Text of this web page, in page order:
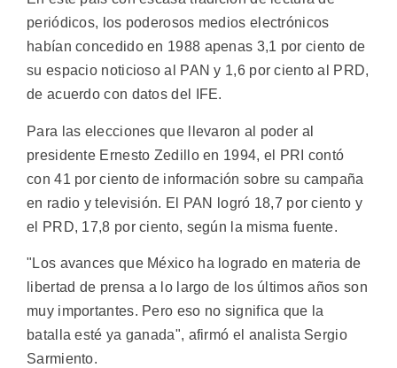
periódicos, los poderosos medios electrónicos
habían concedido en 1988 apenas 3,1 por ciento de
su espacio noticioso al PAN y 1,6 por ciento al PRD,
de acuerdo con datos del IFE.
Para las elecciones que llevaron al poder al
presidente Ernesto Zedillo en 1994, el PRI contó
con 41 por ciento de información sobre su campaña
en radio y televisión. El PAN logró 18,7 por ciento y
el PRD, 17,8 por ciento, según la misma fuente.
"Los avances que México ha logrado en materia de
libertad de prensa a lo largo de los últimos años son
muy importantes. Pero eso no significa que la
batalla esté ya ganada", afirmó el analista Sergio
Sarmiento.